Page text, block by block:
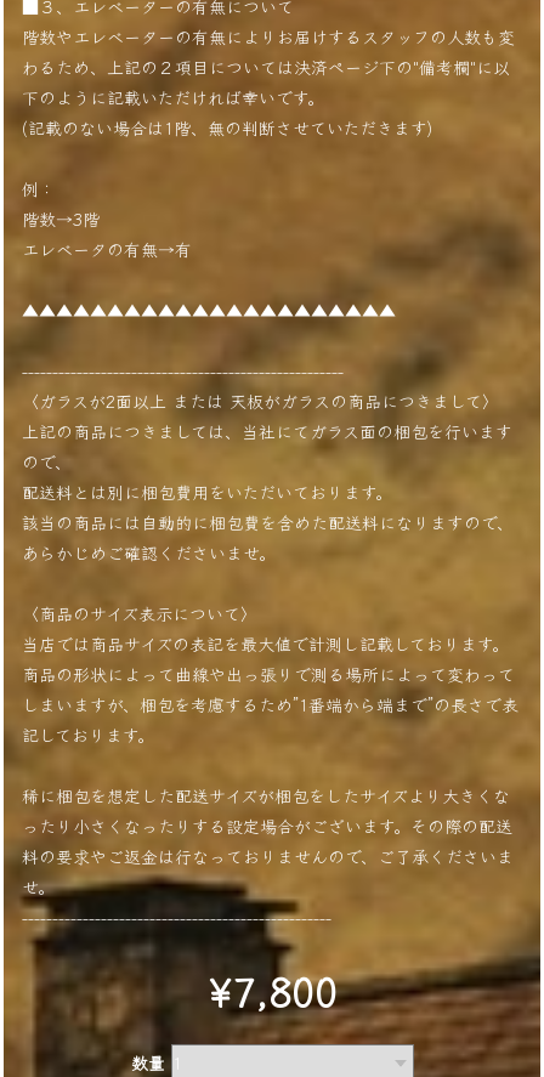
■３、エレベーターの有無について
階数やエレベーターの有無によりお届けするスタッフの人数も変
わるため、上記の２項目については決済ページ下の"備考欄"に以
下のように記載いただければ幸いです。
(記載のない場合は1階、無の判断させていただきます)
例：
階数→3階
エレベータの有無→有
▲▲▲▲▲▲▲▲▲▲▲▲▲▲▲▲▲▲▲▲▲▲
-----------------------------------------------------
〈ガラスが2面以上 または 天板がガラスの商品につきまして〉
上記の商品につきましては、当社にてガラス面の梱包を行います
ので、
配送料とは別に梱包費用をいただいております。
該当の商品には自動的に梱包費を含めた配送料になりますので、
あらかじめご確認くださいませ。
〈商品のサイズ表示について〉
当店では商品サイズの表記を最大値で計測し記載しております。
商品の形状によって曲線や出っ張りで測る場所によって変わって
しまいますが、梱包を考慮するため”1番端から端まで”の長さで表
記しております。
稀に梱包を想定した配送サイズが梱包をしたサイズより大きくな
ったり小さくなったりする設定場合がございます。その際の配送
料の要求やご返金は行なっておりませんので、ご了承くださいま
せ。
---------------------------------------------------
¥7,800
数量